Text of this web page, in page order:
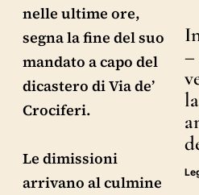
nelle ultime ore,
segna la fine del suo
mandato a capo del
dicastero di Via de’
Crociferi.
Le dimissioni
arrivano al culmine
–